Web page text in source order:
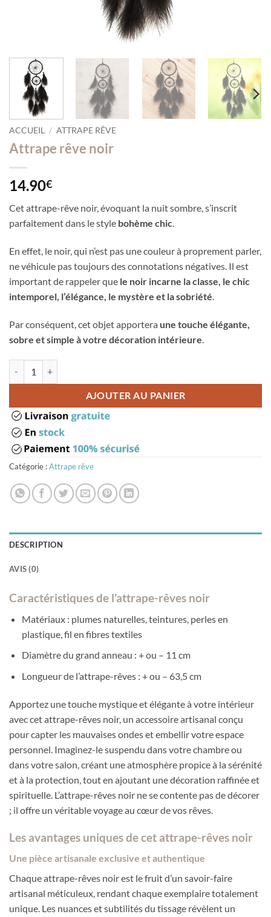
ACCUEIL / ATTRAPE RÊVE
Attrape rêve noir
14.90€
Cet attrape-rêve noir, évoquant la nuit sombre, s’inscrit
parfaitement dans le style bohème chic.
En effet, le noir, qui n’est pas une couleur à proprement parler,
ne véhicule pas toujours des connotations négatives. Il est
important de rappeler que le noir incarne la classe, le chic
intemporel, l’élégance, le mystère et la sobriété.
Par conséquent, cet objet apportera une touche élégante,
sobre et simple à votre décoration intérieure
AJOUTER AU PANIER
Catégorie :Attrape rêve
DESCRIPTION
AVIS (0)
Caractéristiques de l’attrape-rêves noir
Matériaux : plumes naturelles, teintures, perles en
plastique, fil en fibres textiles
Diamètre du grand anneau : + ou – 11 cm
Longueur de l’attrape-rêves : + ou – 63,5 cm
Apportez une touche mystique et élégante à votre intérieur
avec cet attrape-rêves noir, un accessoire artisanal conçu
pour capter les mauvaises ondes et embellir votre espace
personnel. Imaginez-le suspendu dans votre chambre ou
dans votre salon, créant une atmosphère propice à la sérénité
et à la protection, tout en ajoutant une décoration raffinée et
spirituelle. L’attrape-rêves noir ne se contente pas de décorer
; il offre un véritable voyage au cœur de vos rêves.
Les avantages uniques de cet attrape-rêves noir
Une pièce artisanale exclusive et authentique
Chaque attrape-rêves noir est le fruit d’un savoir-faire
artisanal méticuleux, rendant chaque exemplaire totalement
unique. Les nuances et subtilités du tissage révèlent un